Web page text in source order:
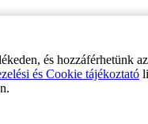
és hozzáférhetünk
és Cookie tájékoztató